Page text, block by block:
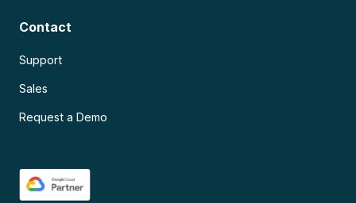
Contact
Support
Sales
Request a Demo